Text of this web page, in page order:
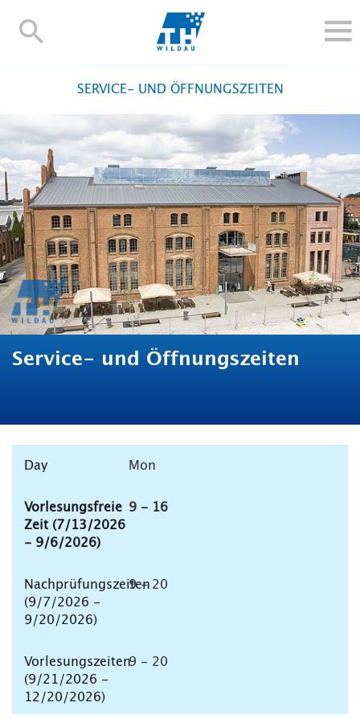
TH-
STUDIEREN UND WEITERBILDEN
FORSCHUNG UND TRANSFER
ALUMNI
HOCHSCHULE
INTERNATIONAL
BESCHÄFTIGTE
Blogs Kontakt und Anfahrt Webmail Moodle
TH Online-Portal Personensuche English
SERVICE- UND ÖFFNUNGSZEITEN
Service- und Öffnungszeiten
Mon
9 - 16
9 - 20
9 - 20